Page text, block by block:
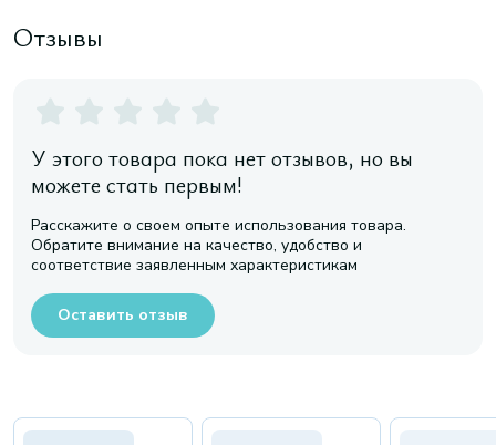
Отзывы
У этого товара пока нет отзывов, но вы
можете стать первым!
Расскажите о своем опыте использования товара.
Обратите внимание на качество, удобство и
соответствие заявленным характеристикам
Оставить отзыв